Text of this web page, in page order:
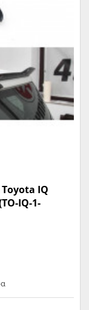
IQ
IQ-1-